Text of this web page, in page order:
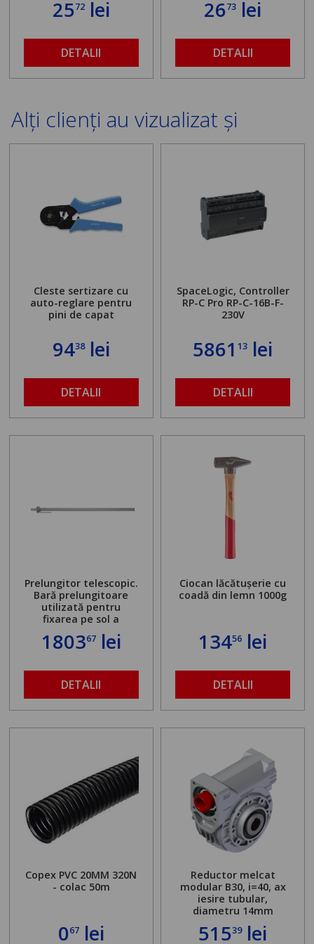
2572lei
DETALII
2673 lei
DETALII
Alți clienți au vizualizat și
Cleste sertizare cu
auto-reglare pentru
pini de capat
9438lei
DETALII
SpaceLogic, Controller
RP-C Pro RP-C-16B-F-
230V
586113 lei
DETALII
Prelungitor telescopic.
Bară prelungitoare
utilizată pentru
fixarea pe sol a
găurit în locul
maximă admisă de 500
kg și înălțime reglabilă
de la 1,8 la 2,9 m
180367lei
DETALII
Ciocan lăcătușerie cu
coadă din lemn 1000g
13456 lei
DETALII
Copex PVC 20MM 320N
- colac 50m
067lei
Reductor melcat
modular B30, i=40, ax
iesire tubular,
diametru 14mm
51539lei